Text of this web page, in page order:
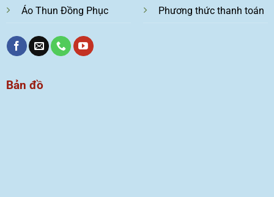
Áo Thun Đồng Phục Phương thức thanh toán
Bản đồ